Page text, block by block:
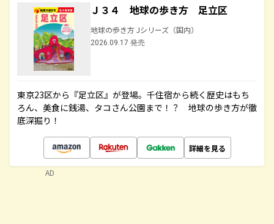
Ｊ３４ 地球の歩き方 足立区
地球の歩き方 Jシリーズ（国内）
2026.09.17 発売
東京23区から『足立区』が登場。千住宿から続く歴史はもち
ろん、美食に銭湯、タコさん公園まで！？ 地球の歩き方が徹
底深掘り！
詳細を見る
AD